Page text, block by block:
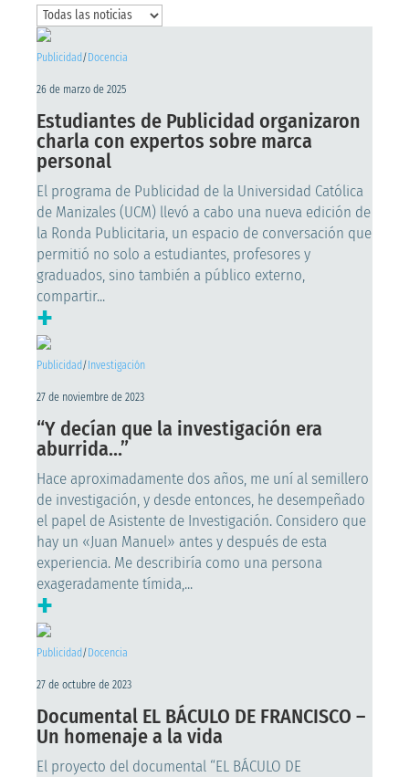
Publicidad/ Docencia
26 de marzo de 2025
Estudiantes de Publicidad organizaron
charla con expertos sobre marca
personal
El programa de Publicidad de la Universidad Católica
de Manizales (UCM) llevó a cabo una nueva edición de
la Ronda Publicitaria, un espacio de conversación que
permitió no solo a estudiantes, profesores y
graduados, sino también a público externo,
compartir...
+
Publicidad/ Investigación
27 de noviembre de 2023
“Y decían que la investigación era
aburrida…”
Hace aproximadamente dos años, me uní al semillero
de investigación, y desde entonces, he desempeñado
el papel de Asistente de Investigación. Considero que
hay un «Juan Manuel» antes y después de esta
experiencia. Me describiría como una persona
exageradamente tímida,...
+
Publicidad/ Docencia
27 de octubre de 2023
Documental EL BÁCULO DE FRANCISCO –
Un homenaje a la vida
El proyecto del documental “EL BÁCULO DE